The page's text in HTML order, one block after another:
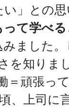
い」との
って学べ
みました
を知りま
＝頑張っ
、上司に